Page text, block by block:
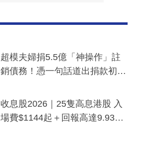
超模夫婦捐5.5億「神操作」註
銷債務！憑一句話道出捐款初
一度被誤當詐騙手段
收息股2026｜25隻高息港股 入
場費$1144起＋回報高達9.93